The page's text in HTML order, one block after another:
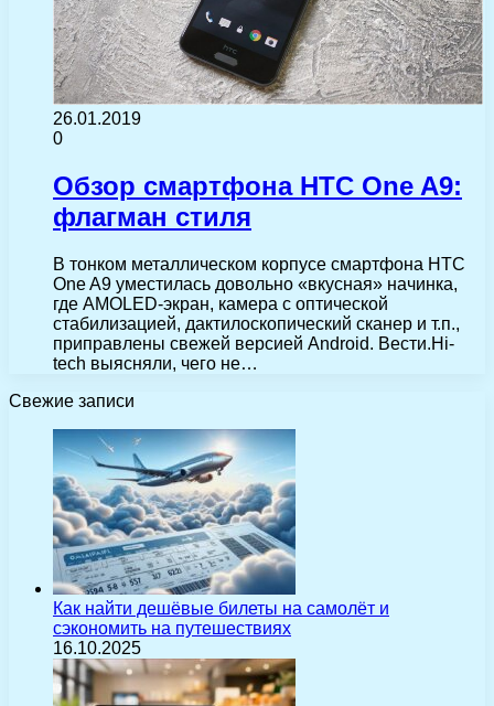
26.01.2019
0
Обзор смартфона HTC One A9:
флагман стиля
В тонком металлическом корпусе смартфона HTC
One A9 уместилась довольно «вкусная» начинка,
где AMOLED-экран, камера с оптической
стабилизацией, дактилоскопический сканер и т.п.,
приправлены свежей версией Android. Вести.Hi-
tech выясняли, чего не…
Свежие записи
Как найти дешёвые билеты на самолёт и
сэкономить на путешествиях
16.10.2025